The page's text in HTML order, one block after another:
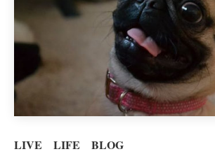
LIVE LIFE BLOG